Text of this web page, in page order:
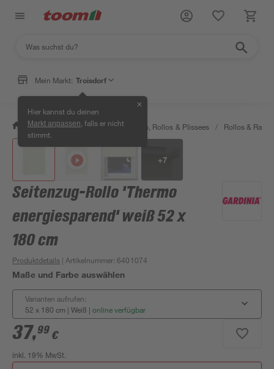
Mein Markt: Troisdorf
Hier kannst du deinen
Markt anpassen , falls er nicht
stimmt.
✕
/ Wohnen & Haushalt / Jalousien, Rollos & Plissees / Rollos &
+7
Seitenzug-Rollo 'Thermo
energiesparend' weiß 52 x
180 cm
Produktdetails | Artikelnummer:6401074
Maße und Farbe auswählen
Varianten aufrufen:
52 x 180 cm | Weiß | online verfügbar
37,99 €
inkl. 19% MwSt.